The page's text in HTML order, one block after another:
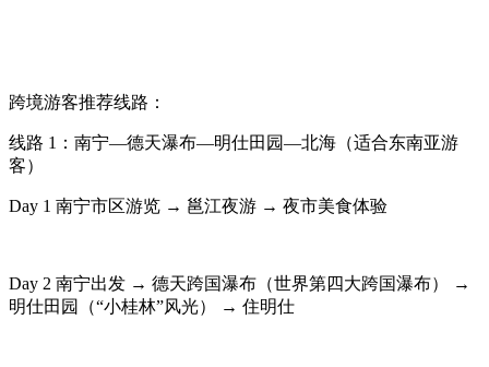
跨境游客推荐线路：
线路 1：南宁—德天瀑布—明仕田园—北海（适合东南亚游
客）
Day 1 南宁市区游览 → 邕江夜游 → 夜市美食体验
Day 2 南宁出发 → 德天跨国瀑布（世界第四大跨国瀑布） →
明仕田园（“小桂林”风光） → 住明仕